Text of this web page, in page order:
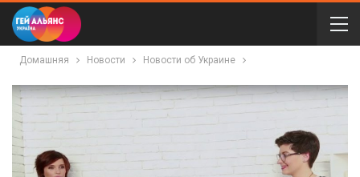
Домашняя Новости Новости об Украине